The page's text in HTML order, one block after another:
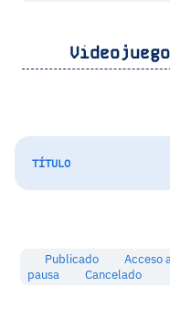
TÍTULO
Publicado Acceso
pausa
Cancelado